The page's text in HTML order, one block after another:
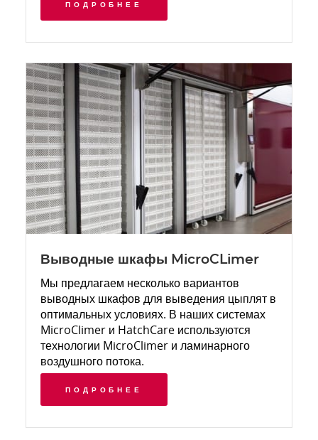
ПОДРОБНЕЕ
Выводные шкафы MicroCLimer
Мы предлагаем несколько вариантов
выводных шкафов для выведения цыплят в
оптимальных условиях. В наших системах
MicroClimer и HatchCare используются
технологии MicroClimer и ламинарного
воздушного потока.
ПОДРОБНЕЕ